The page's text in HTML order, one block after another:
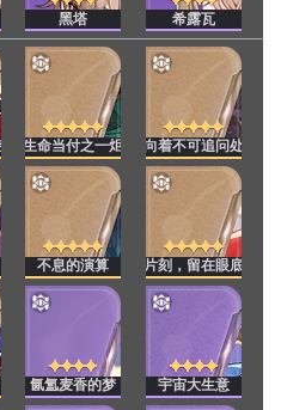
黑塔 希露瓦
生命当付之一炬 向着不可追问处
不息的演算 片刻，留在眼底
氤氲麦香的梦 宇宙大生意